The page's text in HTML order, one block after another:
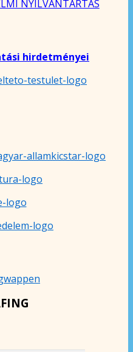
NYILVÁNTARTÁS
hirdetményei